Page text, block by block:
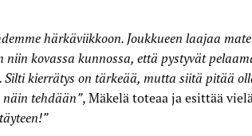
härkäviikkoon. Joukkueen laajaa
kovassa kunnossa, että pystyvät
Silti kierrätys on tärkeää, mutta siitä pitää
näin tehdään”, Mäkelä toteaa ja esittää